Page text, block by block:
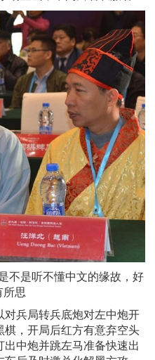
不是听不懂中文的缘故，好
所思
兵局转兵底炮对左中炮开
棋，开局后红方有意弃空头
中炮并跳左马准备快速出